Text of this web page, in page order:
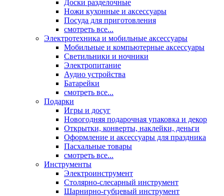
Доски разделочные
Ножи кухонные и аксессуары
Посуда для приготовления
смотреть все...
Электротехника и мобильные аксессуары
Мобильные и компьютерные аксессуары
Светильники и ночники
Электропитание
Аудио устройства
Батарейки
смотреть все...
Подарки
Игры и досуг
Новогодняя подарочная упаковка и декор
Открытки, конверты, наклейки, деньги
Оформление и аксессуары для праздника
Пасхальные товары
смотреть все...
Инструменты
Электроинструмент
Столярно-слесарный инструмент
Шарнирно-губцевый инструмент